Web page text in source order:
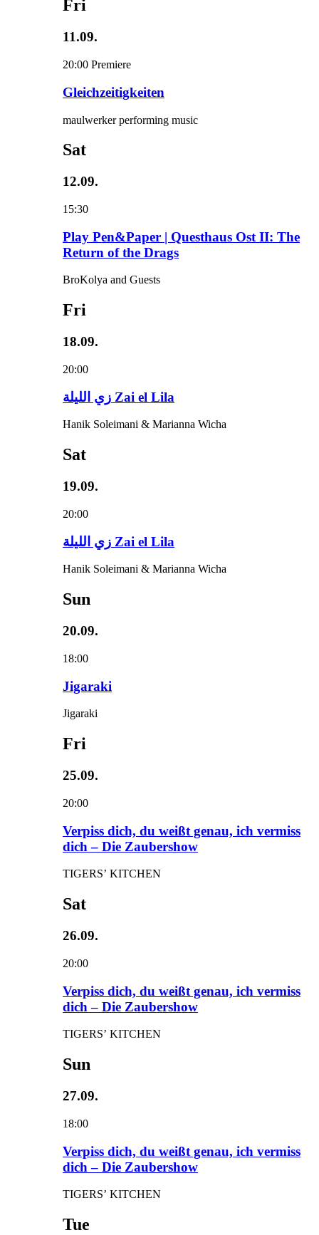
Fri
11.09.
20:00 Premiere
Gleichzeitigkeiten
maulwerker performing music
Sat
12.09.
15:30
Play Pen&Paper | Questhaus Ost II: The
Return of the Drags
BroKolya and Guests
Fri
18.09.
20:00
زي‌ اللیلة Zai el Lila
Hanik Soleimani & Marianna Wicha
Sat
19.09.
20:00
زي‌ اللیلة Zai el Lila
Hanik Soleimani & Marianna Wicha
Sun
20.09.
18:00
Jigaraki
Jigaraki
Fri
25.09.
20:00
Verpiss dich, du weißt genau, ich vermiss
dich – Die Zaubershow
TIGERS’ KITCHEN
Sat
26.09.
20:00
Verpiss dich, du weißt genau, ich vermiss
dich – Die Zaubershow
TIGERS’ KITCHEN
Sun
27.09.
18:00
Verpiss dich, du weißt genau, ich vermiss
dich – Die Zaubershow
TIGERS’ KITCHEN
Tue